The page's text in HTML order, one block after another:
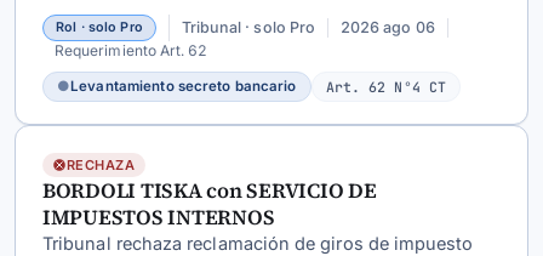
art. 62 N°4 CT
para investigar presunta comisión de
delitos tributarios mediante emisión de facturas
falsas.
Rol · solo Pro Tribunal · solo Pro
2026 ago 06
Requerimiento Art. 62
●Levantamiento secreto bancario Art. 62 N°4 CT
RECHAZA
BORDOLI TISKA con SERVICIO DE
IMPUESTOS INTERNOS
Tribunal rechaza reclamación de giros de impuesto